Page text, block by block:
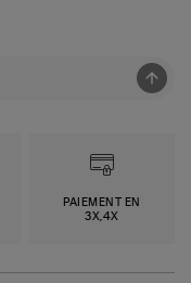
PAIEMENT EN
3X,4X